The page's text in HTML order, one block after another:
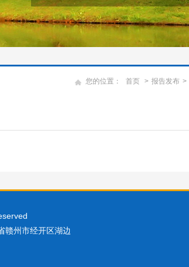
您的位置： 首页 > 报告发布 >
州市经开区湖边